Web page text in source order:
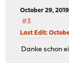
October 29,
#3
Last Edit:
Danke schon